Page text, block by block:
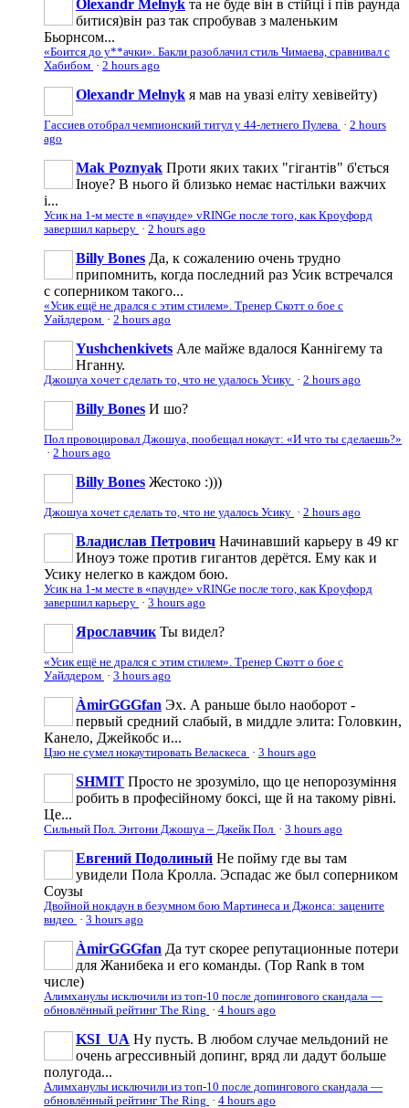
Olexandr Melnyk та не буде він в стійці і пів раунда
битися)він раз так спробував з маленьким
Бьорнсом...
«Боится до у**ачки». Бакли разоблачил стиль Чимаева, сравнивал с
Хабибом · 2 hours ago
Olexandr Melnyk я мав на увазі еліту хевівейту)
Гассиев отобрал чемпионский титул у 44-летнего Пулева · 2 hours
ago
Mak Poznyak Проти яких таких "гігантів" б'ється
Іноуе? В нього й близько немає настільки важчих
і...
Усик на 1-м месте в «паунде» vRINGe после того, как Кроуфорд
завершил карьеру · 2 hours ago
Billy Bones Да, к сожалению очень трудно
припомнить, когда последний раз Усик встречался
с соперником такого...
«Усик ещё не дрался с этим стилем». Тренер Скотт о бое с
Уайлдером · 2 hours ago
Yushchenkivets Але майже вдалося Каннігему та
Нганну.
Джошуа хочет сделать то, что не удалось Усику · 2 hours ago
Billy Bones И шо?
Пол провоцировал Джошуа, пообещал нокаут: «И что ты сделаешь?»
· 2 hours ago
Billy Bones Жестоко :)))
Джошуа хочет сделать то, что не удалось Усику · 2 hours ago
Владислав Петрович Начинавший карьеру в 49 кг
Иноуэ тоже против гигантов дерётся. Ему как и
Усику нелегко в каждом бою.
Усик на 1-м месте в «паунде» vRINGe после того, как Кроуфорд
завершил карьеру · 3 hours ago
Ярославчик Ты видел?
«Усик ещё не дрался с этим стилем». Тренер Скотт о бое с
Уайлдером · 3 hours ago
ÀmirGGGfan Эх. А раньше было наоборот -
первый средний слабый, в миддле элита: Головкин,
Канело, Джейкобс и...
Цзю не сумел нокаутировать Веласкеса · 3 hours ago
SHMIT Просто не зрозуміло, що це непорозуміння
робить в професійному боксі, ще й на такому рівні.
Це...
Сильный Пол. Энтони Джошуа – Джейк Пол · 3 hours ago
Евгений Подолиный Не пойму где вы там
увидели Пола Кролла. Эспадас же был соперником
Соузы
Двойной нокдаун в безумном бою Мартинеса и Джонса: зацените
видео · 3 hours ago
ÀmirGGGfan Да тут скорее репутационные потери
для Жанибека и его команды. (Top Rank в том
числе)
Алимханулы исключили из топ-10 после допингового скандала —
обновлённый рейтинг The Ring · 4 hours ago
KSI_UA Ну пусть. В любом случае мельдоний не
очень агрессивньій допинг, вряд ли дадут больше
полугода...
Алимханулы исключили из топ-10 после допингового скандала —
обновлённый рейтинг The Ring · 4 hours ago